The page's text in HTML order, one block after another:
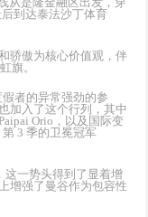
到达泰法沙丁体育
骄傲为核心价值观，伴
旗。
者的异常强劲的参
加入了这个行列，其中
Orio，以及国际变
3 季的卫冕冠军
这一势头得到了显着增
增强了曼谷作为包容性